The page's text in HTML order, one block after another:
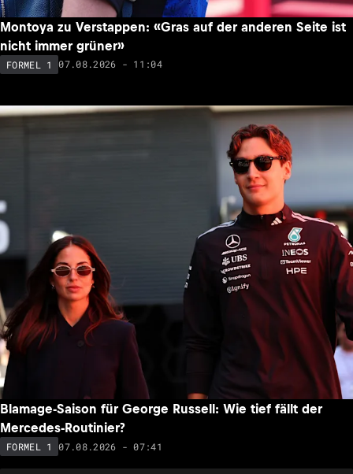
Montoya zu Verstappen: «Gras auf der anderen Seite ist
nicht immer grüner»
FORMEL 1 07.08.2026 - 11:04
Blamage-Saison für George Russell: Wie tief fällt der
Mercedes-Routinier?
FORMEL 1 07.08.2026 - 07:41